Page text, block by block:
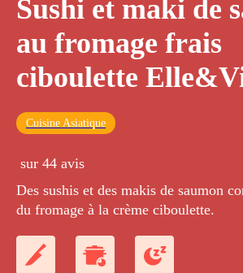
Sushi et maki de
au fromage frais
ciboulette
Cuisine Asiatique
sur 44 avis
Des sushis et des makis de saumon
du fromage à la crème ciboulette.